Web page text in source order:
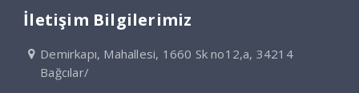
İletişim Bilgilerimiz
Demirkapı, Mahallesi, 1660 Sk no12,a, 34214
Bağcılar/